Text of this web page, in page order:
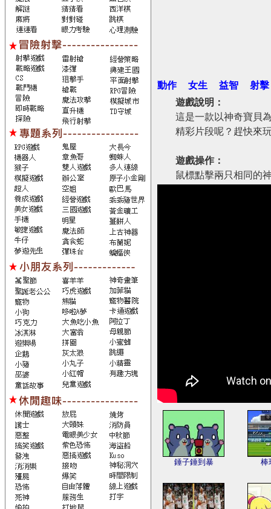
動作 女生 益智
射擊
遊戲說明：
這是一款以神奇寶貝
精彩片段呢？趕快來
遊戲操作：
鼠標點擊兩只相同的
錘子錘到暴 棒